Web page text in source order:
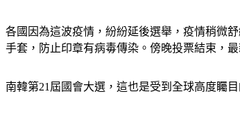
各國因為這波疫情，紛紛延後選舉，疫情稍微
手套，防止印章有病毒傳染。傍晚投票結束，
南韓第21屆國會大選，這也是受到全球高度矚目